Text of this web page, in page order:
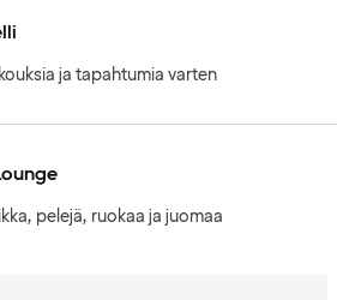
ja tapahtumia varten
pelejä, ruokaa ja juomaa